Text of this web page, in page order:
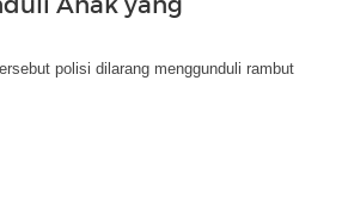
polisi dilarang menggunduli rambut